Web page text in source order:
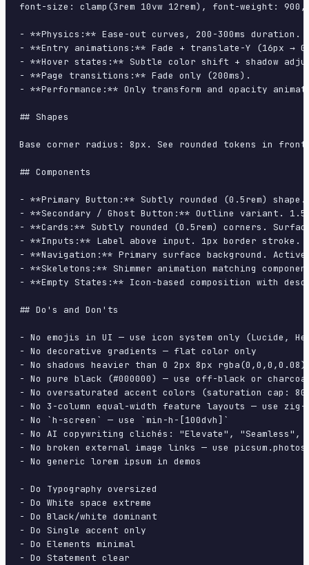
font-size: clamp(3rem 10vw 12rem), font-weight:
- **Physics:** Ease-out curves, 200-300ms duration.
- **Entry animations:** Fade + translate-Y (16px →
- **Hover states:** Subtle color shift + shadow
- **Page transitions:** Fade only (200ms).
- **Performance:** Only transform and opacity
## Shapes
Base corner radius: 8px. See rounded tokens in
## Components
- **Primary Button:** Subtly rounded (0.5rem)
- **Secondary / Ghost Button:** Outline variant.
- **Cards:** Subtly rounded (0.5rem) corners.
- **Inputs:** Label above input. 1px border
- **Navigation:** Primary surface background.
- **Skeletons:** Shimmer animation matching
- **Empty States:** Icon-based composition with
## Do's and Don'ts
- No emojis in UI — use icon system only (Lucide,
- No decorative gradients — flat color only
- No shadows heavier than 0 2px 8px rgba(0,0,0,0.08)
- No pure black (#000000) — use off-black or
- No oversaturated accent colors (saturation cap:
- No 3-column equal-width feature layouts — use zig-
- No `h-screen` — use `min-h-[100dvh]`
- No AI copywriting clichés: "Elevate", "Seamless",
- No broken external image links — use
- No generic lorem ipsum in demos
- Do Typography oversized
- Do White space extreme
- Do Black/white dominant
- Do Single accent only
- Do Elements minimal
- Do Statement clear